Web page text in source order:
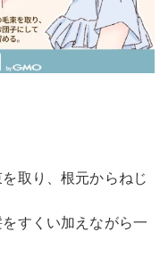
取り、根元からねじ
すくい加えながら一